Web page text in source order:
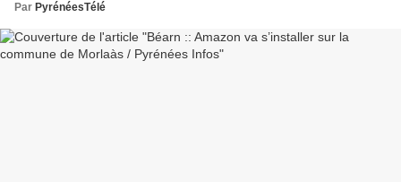
Par PyrénéesTélé